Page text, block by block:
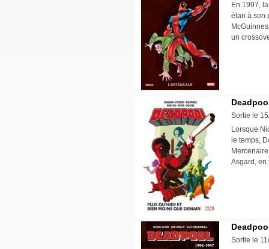
En 1997,
élan à son
un
Sortie le
Lorsque
le temps,
Asgard,
Sortie le